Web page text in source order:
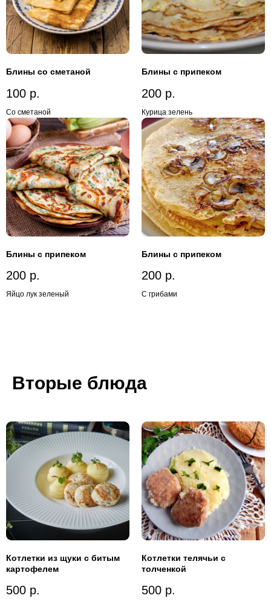
Блины со сметаной
100 р.
Со сметаной
Блины с припеком
200 р.
Курица зелень
Блины с припеком
200 р.
Яйцо лук зеленый
Блины с припеком
200 р.
С грибами
Вторые блюда
Котлетки из щуки с битым
картофелем
500 р.
Котлетки телячьи с
толченкой
500 р.